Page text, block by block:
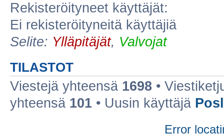
Rekisteröityneet käyttäjät:
Ei rekisteröityneitä käyttäjiä
Selite: Ylläpitäjät, Valvojat
TILASTOT
Viestejä yhteensä 1698 •
yhteensä 101 • Uusin käyttäjä
Error